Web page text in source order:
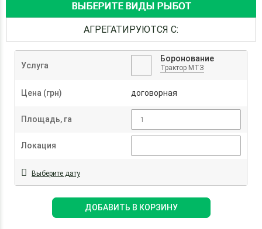
ВЫБЕРИТЕ ВИДЫ РЫБОТ
АГРЕГАТИРУЮТСЯ С:
Услуга
Боронование
Трактор МТЗ
Цена (грн) договорная
Площадь, га
Локация
Выберите дату
ДОБАВИТЬ В КОРЗИНУ